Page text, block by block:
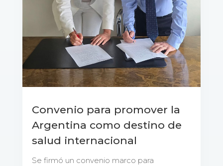
Convenio para promover la
Argentina como destino de
salud internacional
Se firmó un convenio marco para